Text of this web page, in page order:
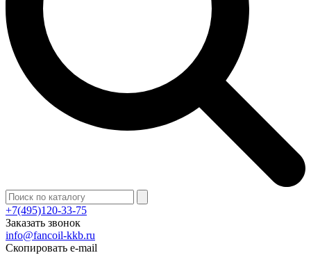
+7(495)120-33-75
Заказать звонок
info@fancoil-kkb.ru
Скопировать e-mail